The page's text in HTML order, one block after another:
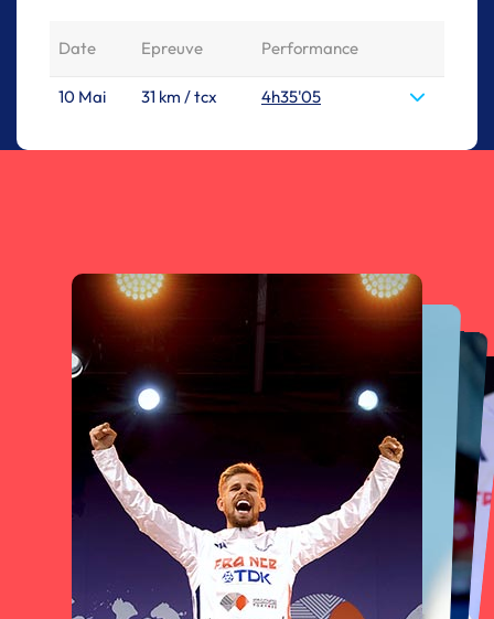
Date Epreuve Performance
10 Mai 31 km / tcx 4h35'05